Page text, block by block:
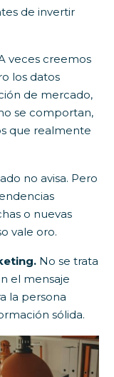
de invertir
veces creemos
los datos
de mercado,
se comportan,
que realmente
no avisa. Pero
o nuevas
vale oro.
No se trata
el mensaje
la persona
sólida.